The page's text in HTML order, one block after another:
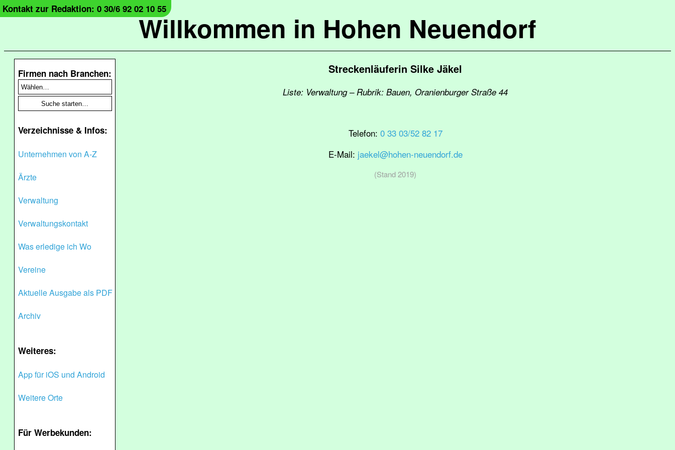
Willkommen in Hohen Neuendorf
Kontakt zur Redaktion: 0 30/6 92 02 10 55
Firmen nach Branchen:
Verzeichnisse & Infos:
Unternehmen von A-Z
Ärzte
Verwaltung
Verwaltungskontakt
Was erledige ich Wo
Vereine
Aktuelle Ausgabe als PDF
Archiv
Weiteres:
App für iOS und Android
Weitere Orte
Für Werbekunden:
Streckenläuferin Silke Jäkel
Liste: Verwaltung – Rubrik: Bauen, Oranienburger Straße 44
Telefon: 0 33 03/52 82 17
E-Mail: jaekel@hohen-neuendorf.de
(Stand 2019)